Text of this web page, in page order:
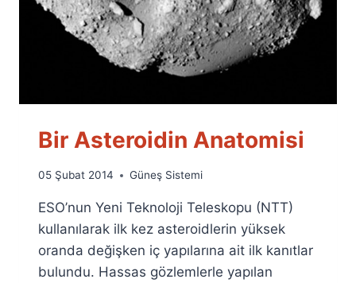
Bir Asteroidin Anatomisi
By
Fuat
Özyar
05 Şubat 2014 Güneş Sistemi
ESO’nun Yeni Teknoloji Teleskopu (NTT)
kullanılarak ilk kez asteroidlerin yüksek
oranda değişken iç yapılarına ait ilk kanıtlar
bulundu. Hassas gözlemlerle yapılan